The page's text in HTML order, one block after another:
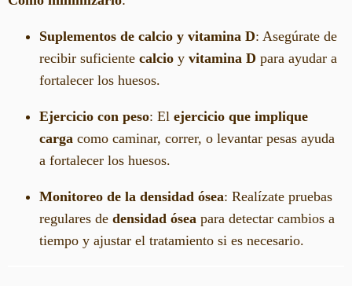
Suplementos de calcio y vitamina D: Asegúrate de
recibir suficiente calcio y vitamina D para ayudar a
fortalecer los huesos.
Ejercicio con peso: El ejercicio que implique
carga como caminar, correr, o levantar pesas ayuda
a fortalecer los huesos.
Monitoreo de la densidad ósea: Realízate pruebas
regulares de densidad ósea para detectar cambios a
tiempo y ajustar el tratamiento si es necesario.